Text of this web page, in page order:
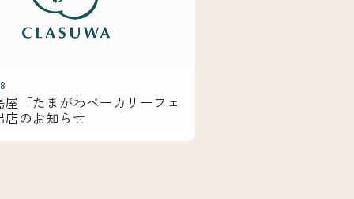
屋「たまがわベーカリーフェ
のお知らせ